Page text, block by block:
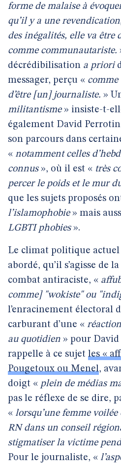
forme de malaise à
qu’il y a une
des inégalités, elle va être
comme communautariste.
décrédibilisation a priori
messager, perçu «
d’être [un] journaliste. »
militantisme» insiste-t-
également David Perrotin
son parcours dans
« notamment celles
connus», où il est « très
percer le poids et le mur
que les sujets proposés
l’islamophobie» mais
LGBTI phobies».
Le climat politique
abordé, qu’il s’agisse de
combat antiraciste, «
comme] "wokiste" ou
l’enracinement électoral
carburant d’une «
au quotidien » pour
rappelle à ce sujet les «
Pougetoux ou Menel,
doigt « plein de médias
pas le réflexe de se dire,
« lorsqu’une femme
RN dans un conseil
stigmatiser la victime
Pour le journaliste, «